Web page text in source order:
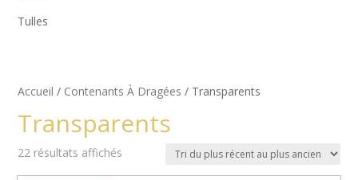
Accueil / Contenants À Dragées / Transparents
Transparents
22 résultats affichés
Tulles